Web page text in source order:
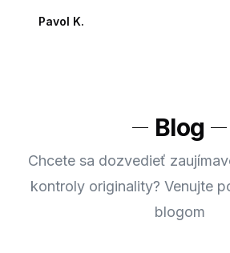
Pavol K.
Blog
Chcete sa dozvedieť
kontroly originality? Venujte
blogom